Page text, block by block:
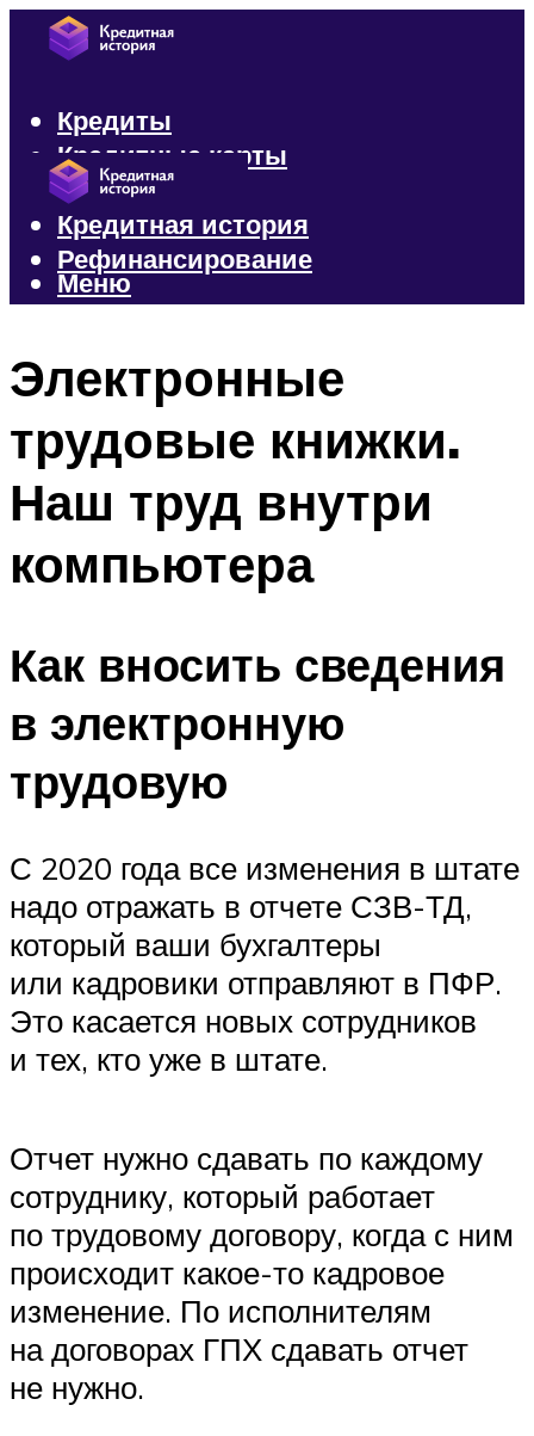
Кредиты
Кредитные карты
Микрозаймы
Кредитная история
Рефинансирование
Меню
Электронные
трудовые книжки.
Наш труд внутри
компьютера
Как вносить сведения
в электронную
трудовую
С 2020 года все изменения в штате
надо отражать в отчете СЗВ-ТД,
который ваши бухгалтеры
или кадровики отправляют в ПФР.
Это касается новых сотрудников
и тех, кто уже в штате.
Отчет нужно сдавать по каждому
сотруднику, который работает
по трудовому договору, когда с ним
происходит какое-то кадровое
изменение. По исполнителям
на договорах ГПХ сдавать отчет
не нужно.